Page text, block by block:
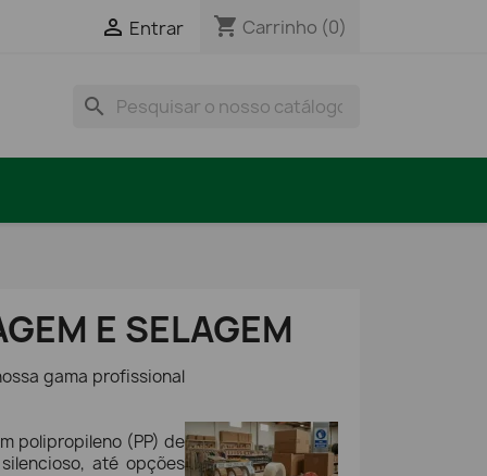
 Entrar shopping_cart Carrinho (0)
search
E SELAGEM
gama profissional
polipropileno (PP) de
até opções